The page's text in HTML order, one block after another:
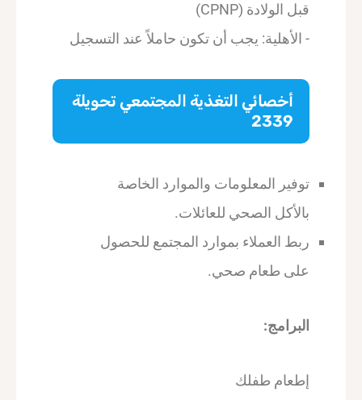
قبل الولادة (CPNP)
- الأهلية: يجب أن تكون حاملاً عند التسجيل
أخصائي التغذية المجتمعي تحويلة
2339
توفير المعلومات والموارد الخاصة
بالأكل الصحي للعائلات.
ربط العملاء بموارد المجتمع للحصول
على طعام صحي.
البرامج:
إطعام طفلك